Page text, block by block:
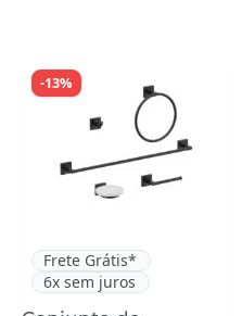
-13%
Frete Grátis*
6x sem juros